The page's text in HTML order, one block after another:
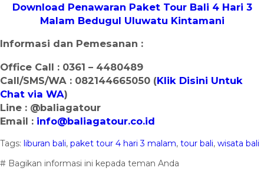
Download Penawaran Paket Tour Bali 4 Hari 3
Malam Bedugul Uluwatu Kintamani
Informasi dan Pemesanan :
Office Call : 0361 – 4480489
Call/SMS/WA : 082144665050 (Klik Disini Untuk
Chat via WA)
Line : @baliagatour
Email : info@baliagatour.co.id
Tags: liburan bali, paket tour 4 hari 3 malam, tour bali, wisata bali
# Bagikan informasi ini kepada teman Anda